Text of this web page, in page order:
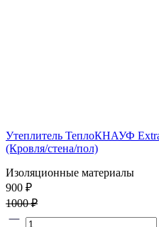
Утеплитель ТеплоКНАУФ
(Кровля/стена/пол)
Изоляционные материалы
900 ₽
1000 ₽